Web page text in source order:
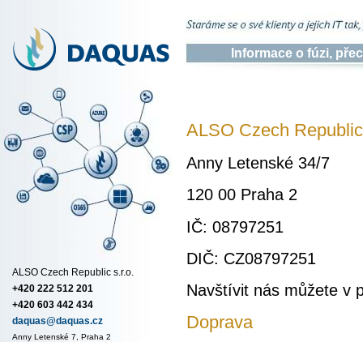
Informace o fúzi,
ALSO Czech Republic s.r.o.
+420 222 512 201
+420 603 442 434
daquas@daquas.cz
Anny Letenské 7, Praha 2
ALSO Czech
Anny Letenské 34/7
120 00 Praha 2
IČ: 08797251
DIČ: CZ08797251
Navštívit nás můžete v
Doprava